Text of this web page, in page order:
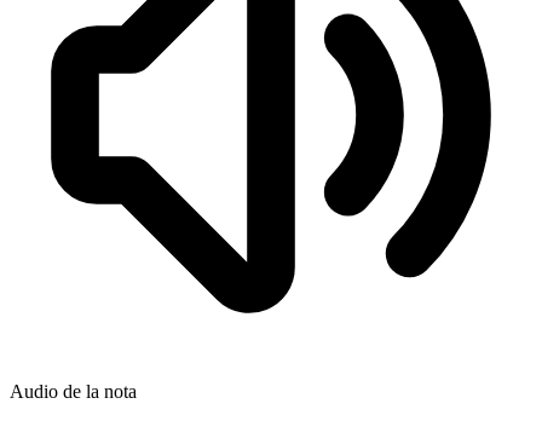
Audio de la nota